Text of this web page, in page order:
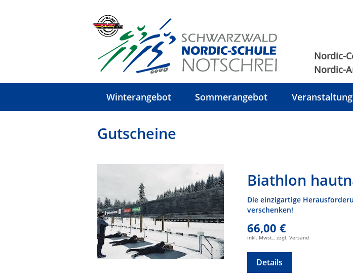
Nordic-
Nordic-
Winterangebot Sommerangebot
Gutscheine
Biathlon
Die einzigartige
verschenken!
66,00 €
inkl. Mwst., zzgl. Versand
Details